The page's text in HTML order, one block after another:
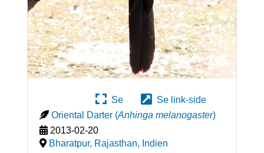
Se
Se link-side
Oriental Darter (Anhinga melanogaster)
2013-02-20
Bharatpur, Rajasthan, Indien